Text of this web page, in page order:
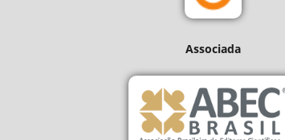
Associada